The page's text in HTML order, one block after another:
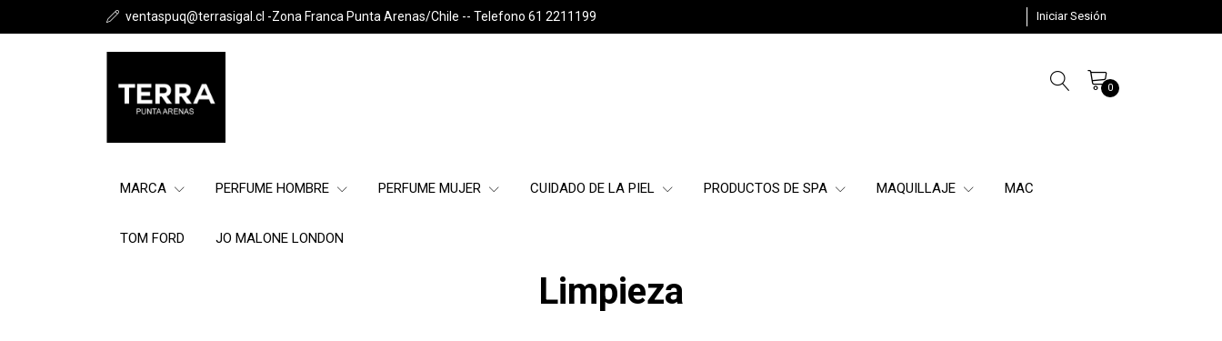
ventaspuq@terrasigal.cl -Zona Franca Punta Arenas/Chile -- Telefono 61 2211199 Iniciar Sesión
0
MARCA PERFUME HOMBRE PERFUME MUJER CUIDADO DE LA PIEL PRODUCTOS DE SPA MAQUILLAJE MAC
TOM FORD JO MALONE LONDON
Limpieza